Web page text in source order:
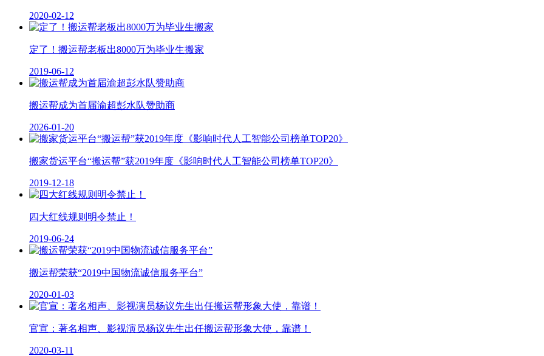
2020-02-12
定了！搬运帮老板出8000万为毕业生搬家
2019-06-12
搬运帮成为首届渝超彭水队赞助商
2026-01-20
搬家货运平台“搬运帮”获2019年度《影响时代人工智能公司榜单TOP20》
2019-12-18
四大红线规则明令禁止！
2019-06-24
搬运帮荣获“2019中国物流诚信服务平台”
2020-01-03
官宣：著名相声、影视演员杨议先生出任搬运帮形象大使，靠谱！
2020-03-11